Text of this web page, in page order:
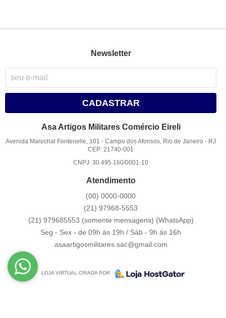
Newsletter
CADASTRAR
Asa Artigos Militares Comércio Eireli
Avenida Marechal Fontenelle, 101 -Campo dos Afonsos, Rio de Janeiro - RJ
CEP: 21740-001
CNPJ: 30.495.160/0001-10
Atendimento
(00) 0000-0000
(21) 97968-5553
(21) 979685553 (somente mensagens) (WhatsApp)
Seg - Sex - de 09h às 19h / Sáb - 9h às 16h
asaartigosmilitares.sac@gmail.com
LOJA VIRTUAL CRIADA POR